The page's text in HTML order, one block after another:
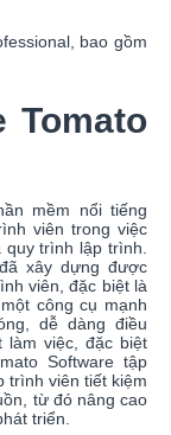
bao gồm
Tomato
mềm nổi tiếng
viên trong việc
trình lập trình.
xây dựng được
viên, đặc biệt là
công cụ mạnh
dễ dàng điều
làm việc, đặc biệt
Software tập
trình viên tiết kiệm
từ đó nâng cao
triển.